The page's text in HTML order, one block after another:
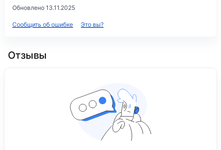
Обновлено 13.11.2025
Сообщить об ошибке Это вы?
Отзывы